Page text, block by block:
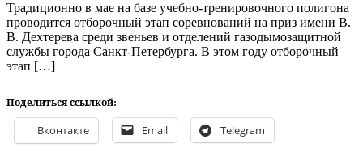
Традиционно в мае на базе учебно-тренировочного полигона
проводится отборочный этап соревнований на приз имени В.
В. Дехтерева среди звеньев и отделений газодымозащитной
службы города Санкт-Петербурга. В этом году отборочный
этап […]
Поделиться ссылкой:
Вконтакте Email Telegram